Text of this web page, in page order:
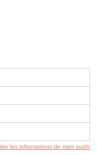
les informations de mon sushi